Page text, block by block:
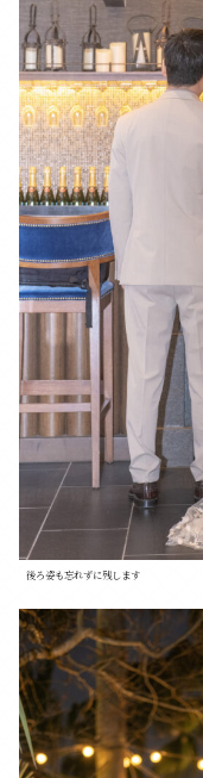
後ろ姿も忘れずに残します